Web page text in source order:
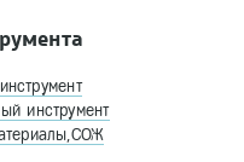
инструмент